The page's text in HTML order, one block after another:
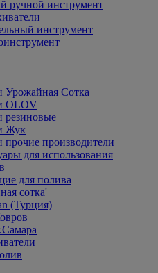
ручной инструмент
инструмент
Сотка
OLOV
Жук
производители
для использования
для полива
сотка'
(Турция)